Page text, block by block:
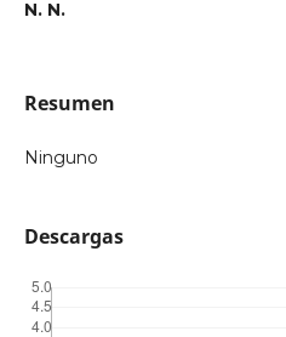
N. N.
Resumen
Ninguno
Descargas